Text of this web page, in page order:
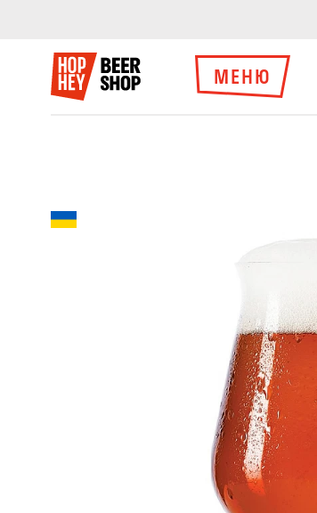
МЕНЮ